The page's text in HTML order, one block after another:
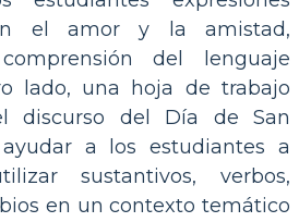
el amor y la amistad,
del lenguaje
lado, una hoja de trabajo
discurso del Día de San
a los estudiantes a
sustantivos, verbos,
en un contexto temático